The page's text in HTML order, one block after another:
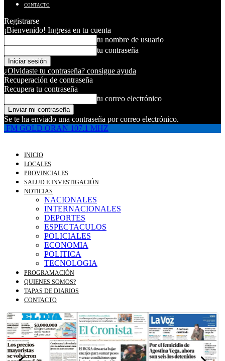
CONTACTO
Registrarse
¡Bienvenido! Ingresa en tu cuenta
tu nombre de usuario
tu contraseña
¿Olvidaste tu contraseña? consigue ayuda
Recuperación de contraseña
Recupera tu contraseña
tu correo electrónico
Se te ha enviado una contraseña por correo electrónico.
FM GOLD ORAN 107.1 MHZ
INICIO
LOCALES
PROVINCIALES
SALUD E INVESTIGACIÓN
NOTICIAS
NACIONALES
INTERNACIONALES
DEPORTES
ESPECTACULOS
POLICIALES
ECONOMIA
POLITICA
TECNOLOGIA
PROGRAMACIÓN
QUIENES SOMOS?
TAPAS DE DIARIOS
CONTACTO